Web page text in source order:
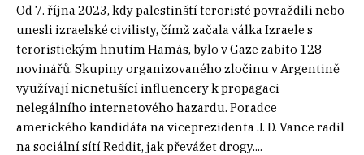
Od 7. října 2023, kdy palestinští teroristé povraždili nebo
unesli izraelské civilisty, čímž začala válka Izraele s
teroristickým hnutím Hamás, bylo v Gaze zabito 128
novinářů. Skupiny organizovaného zločinu v Argentině
využívají nicnetušící influencery k propagaci
nelegálního internetového hazardu. Poradce
amerického kandidáta na viceprezidenta J. D. Vance radil
na sociální sítí Reddit, jak převážet drogy....